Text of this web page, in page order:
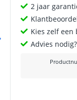
2 jaar
Kies zelf
Advies